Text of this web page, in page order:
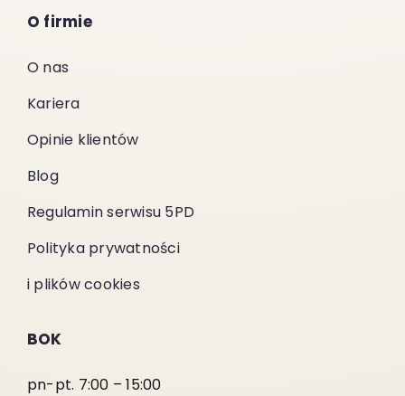
O firmie
O nas
Kariera
Opinie klientów
Blog
Regulamin serwisu 5PD
Polityka prywatności
i plików cookies
BOK
pn-pt. 7:00 – 15:00